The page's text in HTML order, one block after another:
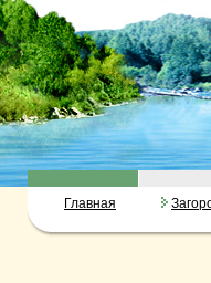
Главная